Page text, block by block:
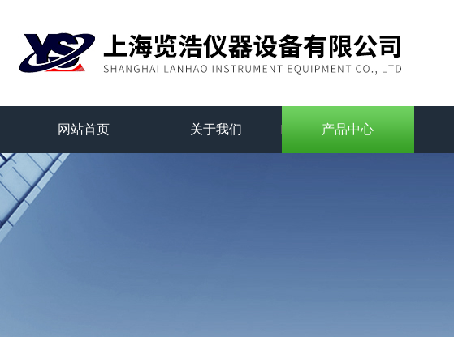
网站首页 关于我们 产品中心